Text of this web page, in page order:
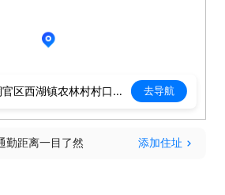
铜陵市铜陵市铜官区西湖镇农林村村口浓林溪院15号楼 去导航
勤距离一目了然 添加住址